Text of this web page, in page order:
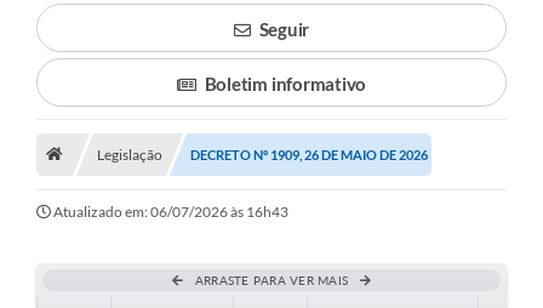
A Prefeitura
Município
Seguir
Boletim informativo
Legislação DECRETO Nº 1909, 26 DE MAIO DE 2026
Atualizado em: 06/07/2026 às 16h43
ARRASTE PARA VER MAIS